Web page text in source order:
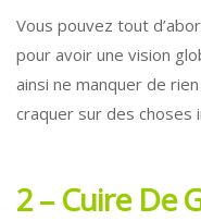
Vous pouvez tout
pour avoir une vision
ainsi ne manquer de
craquer sur des choses
2 – Cuire De